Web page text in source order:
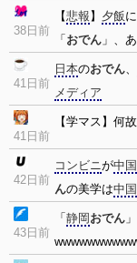
38日前
【悲報 】 夕飯
「 おでん 」、
41日前
日本のおでん、
メディア
41日前
【学マス】何
42日前
コンビニが中国
んの美学は中国
43日前
「 静岡 おでん